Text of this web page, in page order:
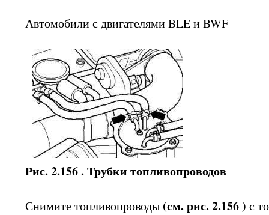
Автомобили с двигателями BLE и BWF
Рис. 2.156 . Трубки топливопроводов
Снимите топливопроводы (см. рис. 2.156 ) с